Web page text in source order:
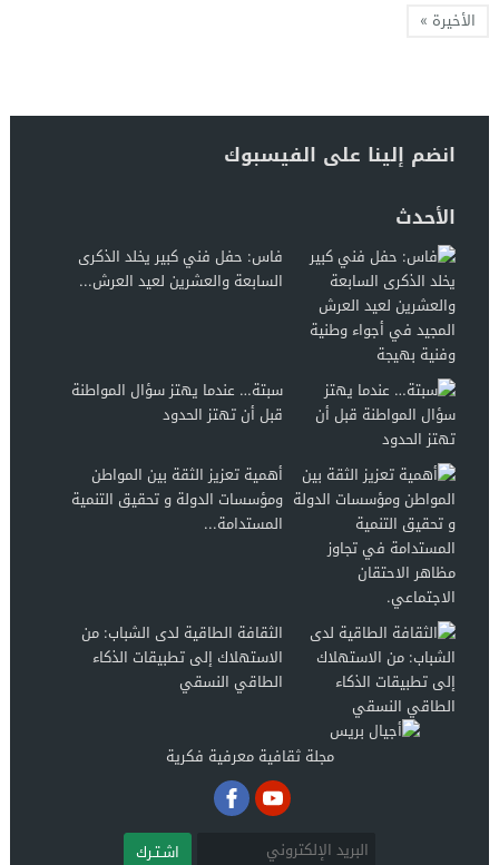
الأخيرة »
انضم إلينا على الفيسبوك
الأحدث
فاس: حفل فني كبير يخلد الذكرى
السابعة والعشرين لعيد العرش...
سبتة… عندما يهتز سؤال المواطنة
قبل أن تهتز الحدود
أهمية تعزيز الثقة بين المواطن
ومؤسسات الدولة و تحقيق التنمية
المستدامة...
الثقافة الطاقية لدى الشباب: من
الاستهلاك إلى تطبيقات الذكاء
الطاقي النسقي
مجلة ثقافية معرفية فكرية
اشـتـرك